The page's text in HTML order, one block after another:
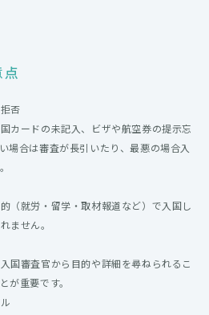
否
カードの未記入、ビザや航空券の提示忘
場合は審査が長引いたり、最悪の場合入
（就労・留学・取材報道など）で入国し
ません。
国審査官から目的や詳細を尋ねられるこ
が重要です。